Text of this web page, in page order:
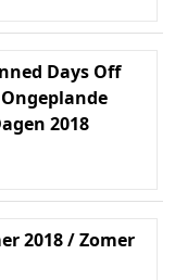
Days Off
2018
2018 / Zomer